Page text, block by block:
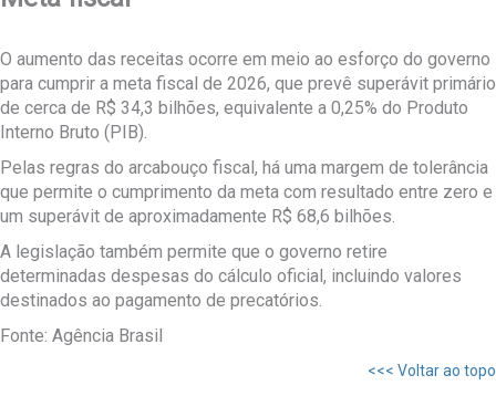
O aumento das receitas ocorre em meio ao esforço do governo
para cumprir a meta fiscal de 2026, que prevê superávit primário
de cerca de R$ 34,3 bilhões, equivalente a 0,25% do Produto
Interno Bruto (PIB).
Pelas regras do arcabouço fiscal, há uma margem de tolerância
que permite o cumprimento da meta com resultado entre zero e
um superávit de aproximadamente R$ 68,6 bilhões.
A legislação também permite que o governo retire
determinadas despesas do cálculo oficial, incluindo valores
destinados ao pagamento de precatórios.
Fonte: Agência Brasil
<<< Voltar ao topo